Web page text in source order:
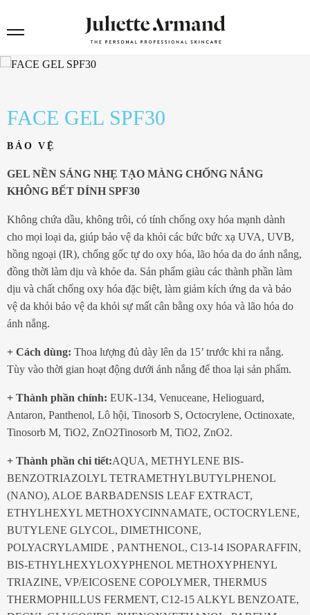
FACE GEL SPF30
BẢO VỆ
GEL NỀN SÁNG NHẸ TẠO MÀNG CHỐNG NẮNG
KHÔNG BẾT DÍNH SPF30
Không chứa dầu, không trôi, có tính chống oxy hóa mạnh dành
cho mọi loại da, giúp bảo vệ da khỏi các bức bức xạ UVA, UVB,
hồng ngoại (IR), chống gốc tự do oxy hóa, lão hóa da do ánh nắng,
đồng thời làm dịu và khỏe da. Sản phẩm giàu các thành phần làm
dịu và chất chống oxy hóa đặc biệt, làm giảm kích ứng da và bảo
vệ da khỏi bảo vệ da khỏi sự mất cân bằng oxy hóa và lão hóa do
ánh nắng.
+ Cách dùng: Thoa lượng đủ dày lên da 15’ trước khi ra nắng.
Tùy vào thời gian hoạt động dưới ánh nắng để thoa lại sản phẩm.
+ Thành phần chính: EUK-134, Venuceane, Helioguard,
Antaron, Panthenol, Lô hội, Tinosorb S, Octocrylene, Octinoxate,
Tinosorb M, TiΟ2, ZnΟ2Tinosorb M, TiΟ2, ZnΟ2.
+ Thành phần chi tiết:AQUA, METHYLENE BIS-
BENZOTRIAZOLYL TETRAMETHYLBUTYLPHENOL
(NANO), ALOE BARBADENSIS LEAF EXTRACT,
ETHYLHEXYL METHOXYCINNAMATE, OCTOCRYLENE,
BUTYLENE GLYCOL, DIMETHICONE,
POLYACRYLAMIDE , PANTHENOL, C13-14 ISOPARAFFIN,
BIS-ETHYLHEXYLOXYPHENOL METHOXYPHENYL
TRIAZINE, VP/EICOSENE COPOLYMER, THERMUS
THERMOPHILLUS FERMENT, C12-15 ALKYL BENZOATE,